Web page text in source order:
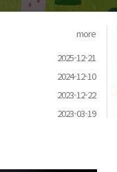
more
2025-12-21
2024-12-10
2023-12-22
2023-03-19